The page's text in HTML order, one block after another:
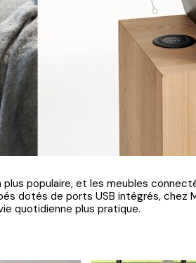
populaire, et les meubles
dotés de ports USB intégrés, chez
quotidienne plus pratique.